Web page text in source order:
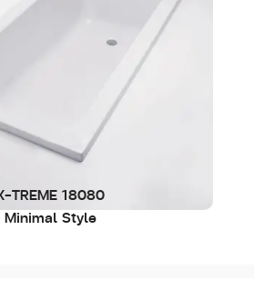
TREME 18080
Minimal Style